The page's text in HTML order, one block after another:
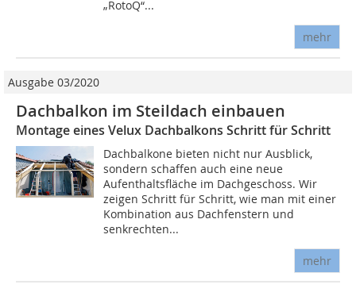
„RotoQ“...
mehr
Ausgabe 03/2020
Dachbalkon im Steildach einbauen
Montage eines Velux Dachbalkons Schritt für Schritt
Dachbalkone bieten nicht nur Ausblick,
sondern schaffen auch eine neue
Aufenthaltsfläche im Dachgeschoss. Wir
zeigen Schritt für Schritt, wie man mit einer
Kombination aus Dachfenstern und
senkrechten...
mehr